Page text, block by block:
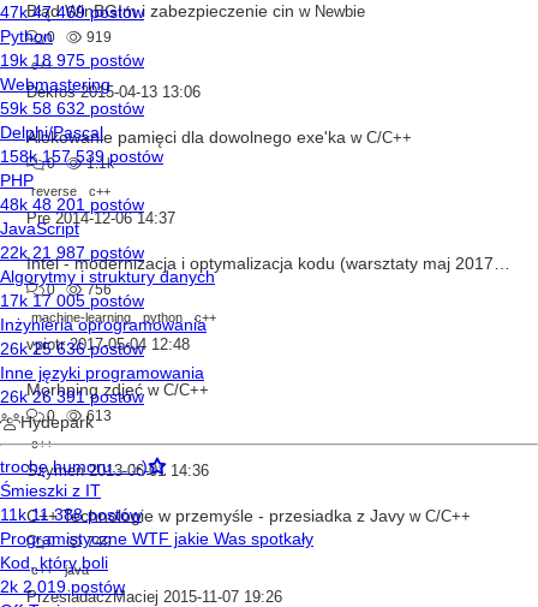
Błąd WinBGIm i zabezpieczenie cin w Newbie
0
919
c++
Dekros 2015-04-13 13:06
Alokowanie pamięci dla dowolnego exe'ka w C/C++
0
1.1k
reverse
c++
Pre 2014-12-06 14:37
w
0
756
machine-learning
python c++
vpiotr 2017-05-04 12:48
Morhping zdjęćw C/C++
0
613
c++
Szymen 2013-06-01 14:36
C++ Technologie w przemyśle - przesiadka z Javy w C/C++
0
749
c++
java
PrzesiadaczMaciej 2015-11-07 19:26